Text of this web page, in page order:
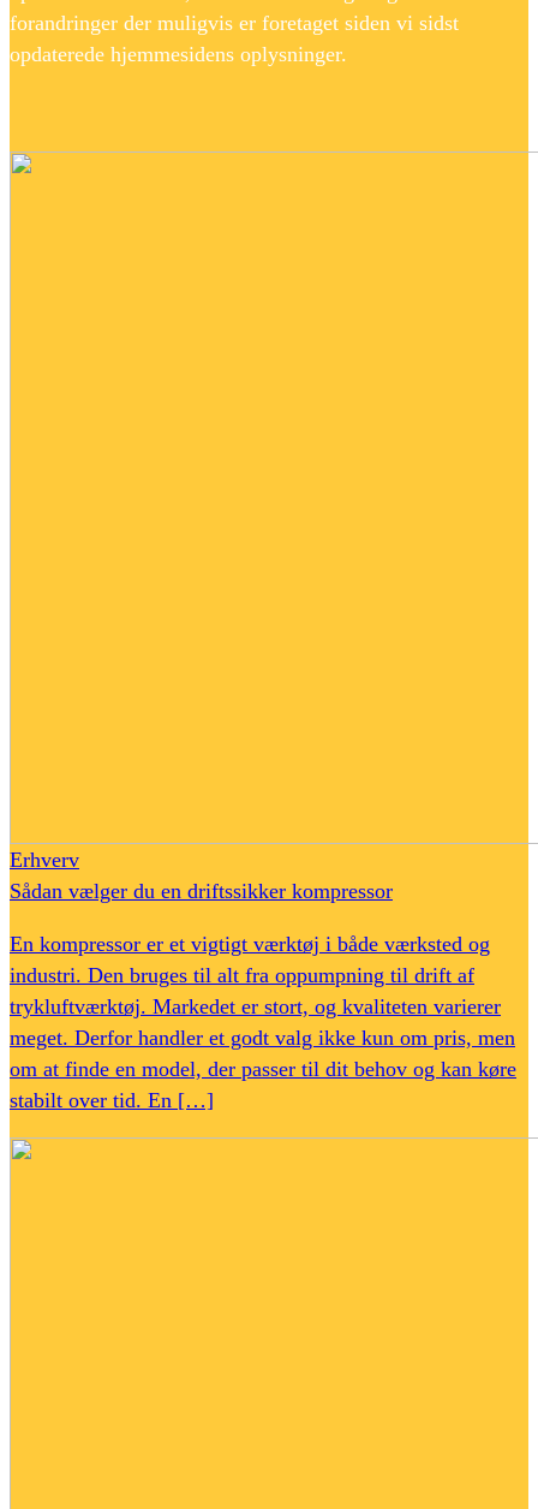
forandringer der muligvis er foretaget siden vi sidst
opdaterede hjemmesidens oplysninger.
Erhverv
Sådan vælger du en driftssikker kompressor
En kompressor er et vigtigt værktøj i både værksted og
industri. Den bruges til alt fra oppumpning til drift af
trykluftværktøj. Markedet er stort, og kvaliteten varierer
meget. Derfor handler et godt valg ikke kun om pris, men
om at finde en model, der passer til dit behov og kan køre
stabilt over tid. En […]